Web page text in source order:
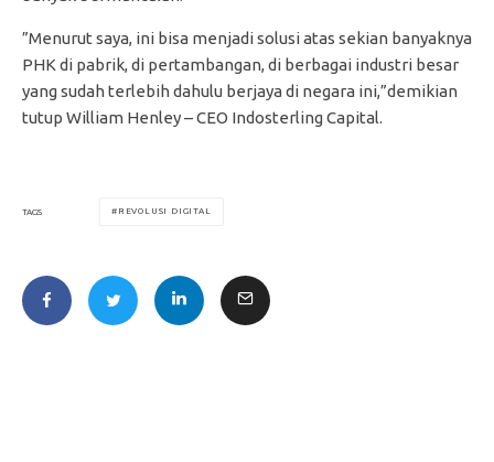
”Menurut saya, ini bisa menjadi solusi atas sekian banyaknya
PHK di pabrik, di pertambangan, di berbagai industri besar
yang sudah terlebih dahulu berjaya di negara ini,”demikian
tutup William Henley – CEO Indosterling Capital.
TAGS REVOLUSI DIGITAL